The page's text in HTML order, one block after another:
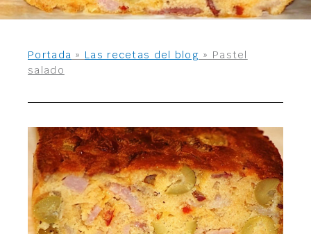
Portada » Las recetas del blog » Pastel
salado